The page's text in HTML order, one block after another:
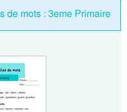
de mots : 3eme Primaire